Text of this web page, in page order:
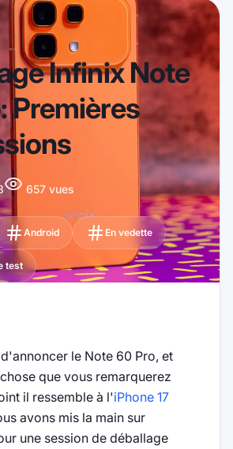
Infinix Note
Premières
657 vues
Android En vedette
test
le Note 60 Pro, et
que vous remarquerez
il ressemble à l'iPhone 17
avons mis la main sur
une session de déballage